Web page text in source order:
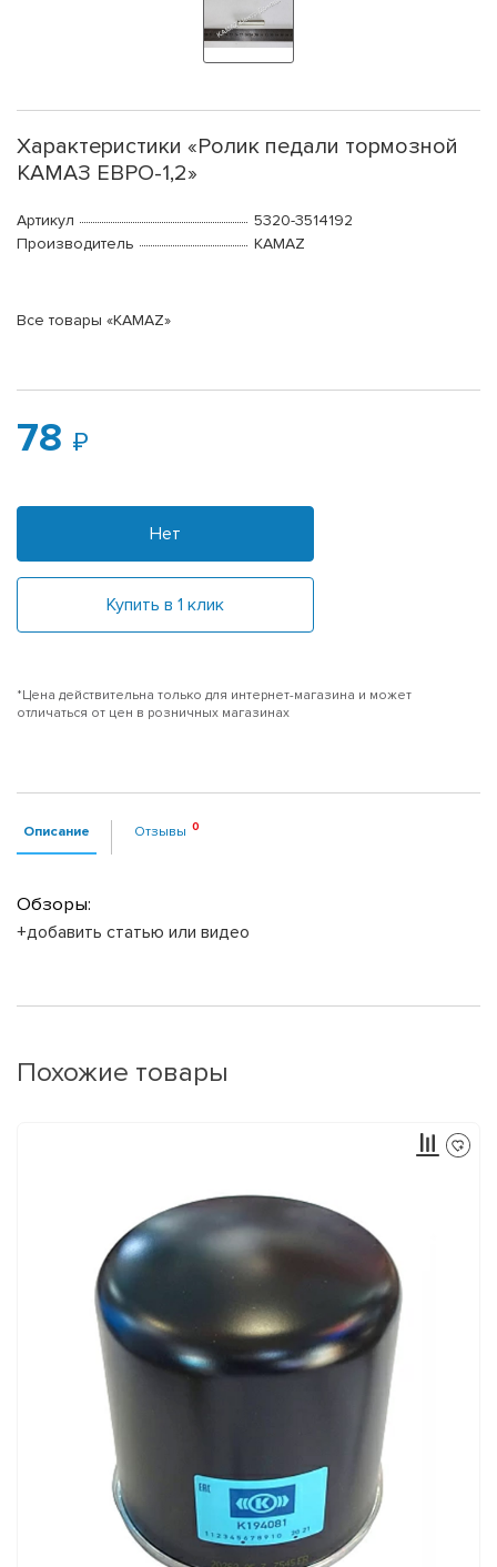
Характеристики «Ролик педали тормозной
КАМАЗ ЕВРО-1,2»
Артикул
5320-3514192
Производитель
KAMAZ
Все товары «KAMAZ»
78
Нет
Купить в 1 клик
*Цена действительна только для интернет-магазина и может
отличаться от цен в розничных магазинах
Описание Отзывы
Обзоры:
+добавить статью или видео
Похожие товары